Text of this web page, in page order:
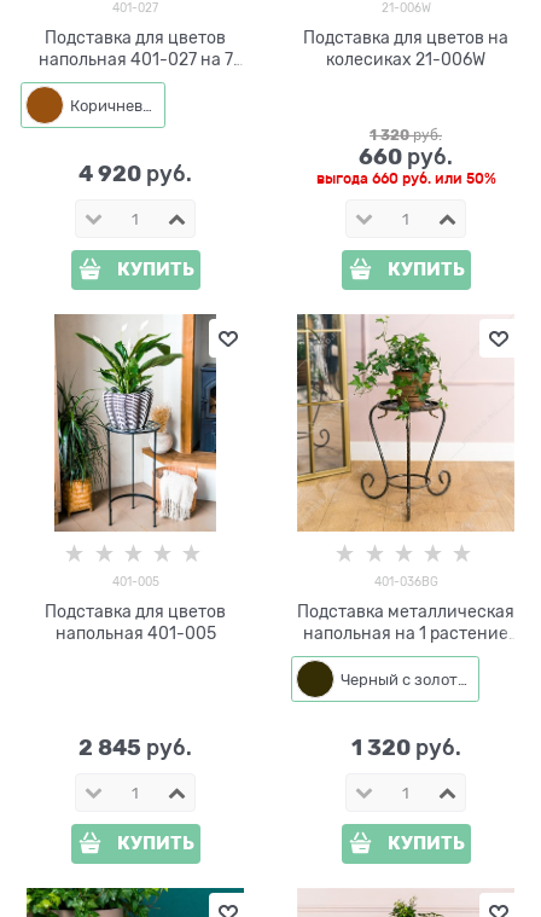
401-027
Подставка для цветов
напольная 401-027 на 7
цветов
4 920 руб.
КУПИТЬ
21-006W
Подставка для цветов на
колесиках 21-006W
1 320 руб.
660 руб.
выгода 660 руб.или 50%
КУПИТЬ
401-005
Подставка для цветов
напольная 401-005
2 845 руб.
КУПИТЬ
401-036BG
Подставка металлическая
напольная на 1 растение
401-036 D=22см
1 320 руб.
КУПИТЬ